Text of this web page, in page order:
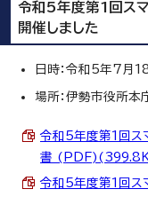
令和5年度第1回ス
開催しました
日時：令和5年7月
場所：伊勢市役所
令和5年度第1回ス
書
令和5年度第1回ス